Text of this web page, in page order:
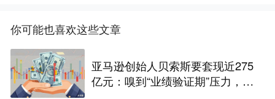
你可能也喜欢这些文章
亚马逊创始人贝索斯要套现近275
亿元：嗅到“业绩验证期”压力，美